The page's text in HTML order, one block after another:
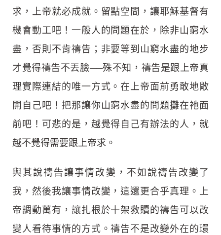
求，上帝就必成就。留點空間，讓耶穌基督有
機會動工吧！一般人的問題在於，除非山窮水
盡，否則不肯禱告；非要等到山窮水盡的地步
才覺得禱告不丟臉──殊不知，禱告是跟上帝真
理實際連結的唯一方式。在上帝面前勇敢地敞
開自己吧！把那讓你山窮水盡的問題攤在祂面
前吧！可悲的是，越覺得自己有辦法的人，就
越不覺得需要跟上帝求。
與其說禱告讓事情改變，不如說禱告改變了
我，然後我讓事情改變，這還更合乎真理。上
帝調動萬有，讓扎根於十架救贖的禱告可以改
變人看待事情的方式。禱告不是改變外在的環